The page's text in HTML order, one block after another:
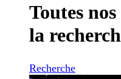
Toutes
la
Recherche